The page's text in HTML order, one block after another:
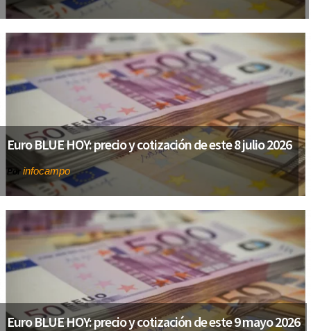
Euro BLUE HOY: precio y cotización de este 8 julio 2026
Por infocampo
Euro BLUE HOY: precio y cotización de este 9 mayo 2026